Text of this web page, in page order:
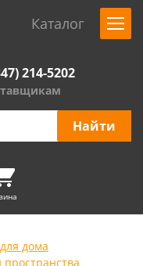
Каталог
214-5202
дома